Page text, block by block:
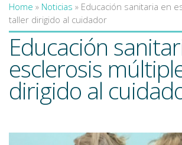
You are here
Home » Noticias » Educación sanitaria en
taller dirigido al cuidador
Educación
esclerosis
dirigido al